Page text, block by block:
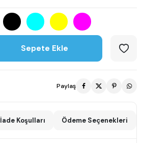
Sepete Ekle
Paylaş
İade Koşulları Ödeme Seçenekleri